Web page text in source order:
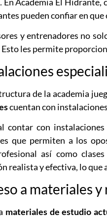
pueden confiar en que
y entrenadores no
les permite
de la academia
cuentan con
contar con
que permiten a los
así como
realista y efectiva, lo que
a materiales
materiales de estudio